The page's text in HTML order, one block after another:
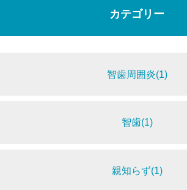
カテゴリー
智歯周囲炎(1)
智歯(1)
親知らず(1)